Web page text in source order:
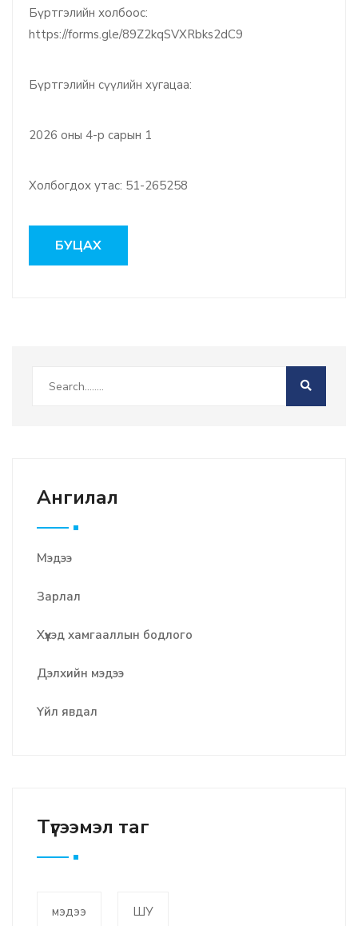
Бүртгэлийн холбоос:
https://forms.gle/89Z2kqSVXRbks2dC9
Бүртгэлийн сүүлийн хугацаа:
2026 оны 4-р сарын 1
Холбогдох утас: 51-265258
БУЦАХ
Ангилал
Мэдээ
Зарлал
Хүүхэд хамгааллын бодлого
Дэлхийн мэдээ
Үйл явдал
Түгээмэл таг
мэдээ ШУ